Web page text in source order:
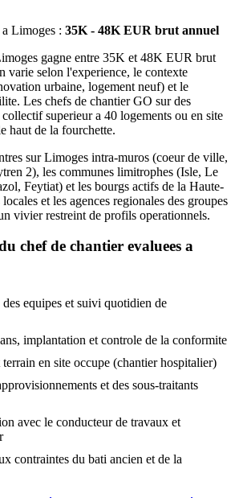
Limoges : 35K - 48K EUR brut annuel
gagne entre 35K et 48K EUR brut
varie selon l'experience, le contexte
urbaine, logement neuf) et le
Les chefs de chantier GO sur des
superieur a 40 logements ou en site
haut de la fourchette.
sur Limoges intra-muros (coeur de ville,
2), les communes limitrophes (Isle, Le
Feytiat) et les bourgs actifs de la Haute-
et les agences regionales des groupes
vivier restreint de profils operationnels.
chef de chantier evaluees a
equipes et suivi quotidien de
implantation et controle de la conformite
en site occupe (chantier hospitalier)
et des sous-traitants
avec le conducteur de travaux et
contraintes du bati ancien et de la